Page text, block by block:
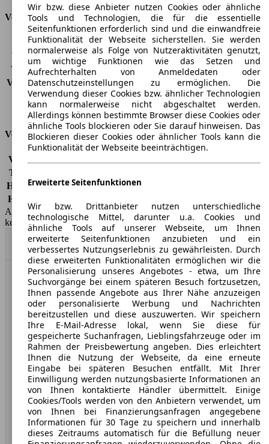
Verbrauch
CO2 Emissionen*
-
Verbrauch (Stadt)
-
Verbrauch (Land)
-
Verbrauch (komb.)* -
Schadstoffklasse
EU6d
Tankinhalt
42 l
Versicherungsklassen
Vollkasko
Teilkasko
Haftpflicht -
HSN/TSN
AutoScout24 GmbH übernimmt für die Richtigkeit der Angaben
keine Gewähr.
Nach Oben
AutoScout24: Europaweit der größte Online-Automarkt.
Unternehmen
Über AutoScout24
Presse
Karriere
Werbung
AGB
Wir bzw. diese Anbieter nutzen Cookies oder ähnliche
Tools und Technologien, die für die essentielle
Seitenfunktionen erforderlich sind und die einwandfreie
Funktionalität der Webseite sicherstellen. Sie werden
normalerweise als Folge von Nutzeraktivitäten genutzt,
um wichtige Funktionen wie das Setzen und
Aufrechterhalten von Anmeldedaten oder
Datenschutzeinstellungen zu ermöglichen. Die
Verwendung dieser Cookies bzw. ähnlicher Technologien
kann normalerweise nicht abgeschaltet werden.
Allerdings können bestimmte Browser diese Cookies oder
ähnliche Tools blockieren oder Sie darauf hinweisen. Das
Blockieren dieser Cookies oder ähnlicher Tools kann die
Funktionalität der Webseite beeinträchtigen.
Erweiterte Seitenfunktionen
Wir bzw. Drittanbieter nutzen unterschiedliche
technologische Mittel, darunter u.a. Cookies und
ähnliche Tools auf unserer Webseite, um Ihnen
erweiterte Seitenfunktionen anzubieten und ein
verbessertes Nutzungserlebnis zu gewährleisten. Durch
diese erweiterten Funktionalitäten ermöglichen wir die
Personalisierung unseres Angebotes - etwa, um Ihre
Suchvorgänge bei einem späteren Besuch fortzusetzen,
Ihnen passende Angebote aus Ihrer Nähe anzuzeigen
oder personalisierte Werbung und Nachrichten
bereitzustellen und diese auszuwerten. Wir speichern
Ihre E-Mail-Adresse lokal, wenn Sie diese für
gespeicherte Suchanfragen, Lieblingsfahrzeuge oder im
Rahmen der Preisbewertung angeben. Dies erleichtert
Ihnen die Nutzung der Webseite, da eine erneute
Eingabe bei späteren Besuchen entfällt. Mit Ihrer
Einwilligung werden nutzungsbasierte Informationen an
von Ihnen kontaktierte Händler übermittelt. Einige
Cookies/Tools werden von den Anbietern verwendet, um
von Ihnen bei Finanzierungsanfragen angegebene
Informationen für 30 Tage zu speichern und innerhalb
dieses Zeitraums automatisch für die Befüllung neuer